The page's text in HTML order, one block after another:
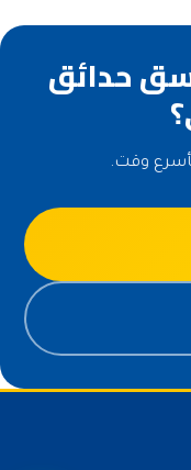
حدائق
وقت.